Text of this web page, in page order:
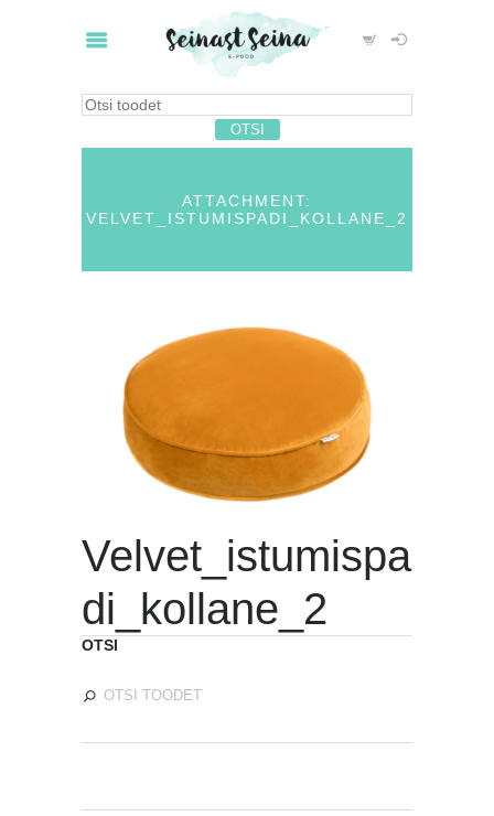
ATTACHMENT:
VELVET_ISTUMISPADI_KOLLANE_2
Velvet_istumispa
di_kollane_2
OTSI